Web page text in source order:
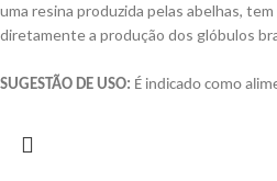
uma resina produzida pelas abelhas,
diretamente a produção dos glóbulos
SUGESTÃO DE USO: É indicado como